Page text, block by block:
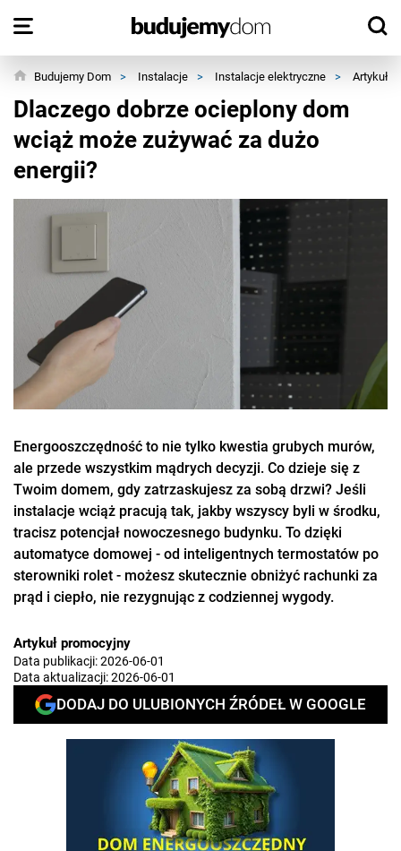
Budujemy Dom > Instalacje > Instalacje elektryczne > Artykuły
Dlaczego dobrze ocieplony dom
wciąż może zużywać za dużo
energii?
Energooszczędność to nie tylko kwestia grubych murów,
ale przede wszystkim mądrych decyzji. Co dzieje się z
Twoim domem, gdy zatrzaskujesz za sobą drzwi? Jeśli
instalacje wciąż pracują tak, jakby wszyscy byli w środku,
tracisz potencjał nowoczesnego budynku. To dzięki
automatyce domowej - od inteligentnych termostatów po
sterowniki rolet - możesz skutecznie obniżyć rachunki za
prąd i ciepło, nie rezygnując z codziennej wygody.
Artykuł promocyjny
Data publikacji:2026-06-01
Data aktualizacji:2026-06-01
DODAJ DO ULUBIONYCH ŹRÓDEŁ W GOOGLE